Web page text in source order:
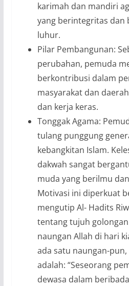
karimah dan mandiri
yang berintegritas dan
luhur.
Pilar Pembangunan:
perubahan, pemuda
berkontribusi dalam
masyarakat dan
dan kerja keras.
Tonggak Agama:
tulang punggung
kebangkitan Islam.
dakwah sangat
muda yang berilmu
Motivasi ini diperkuat
mengutip Al- Hadits
tentang tujuh
naungan Allah di hari
ada satu naungan-
adalah: “Seseorang
dewasa dalam